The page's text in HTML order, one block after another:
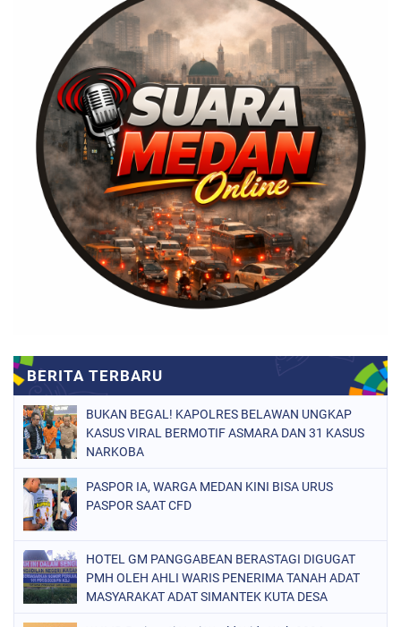
BUKAN BEGAL! KAPOLRES BELAWAN UNGKAP
KASUS VIRAL BERMOTIF ASMARA DAN 31 KASUS
NARKOBA
PASPOR IA, WARGA MEDAN KINI BISA URUS
PASPOR SAAT CFD
HOTEL GM PANGGABEAN BERASTAGI DIGUGAT
PMH OLEH AHLI WARIS PENERIMA TANAH ADAT
MASYARAKAT ADAT SIMANTEK KUTA DESA